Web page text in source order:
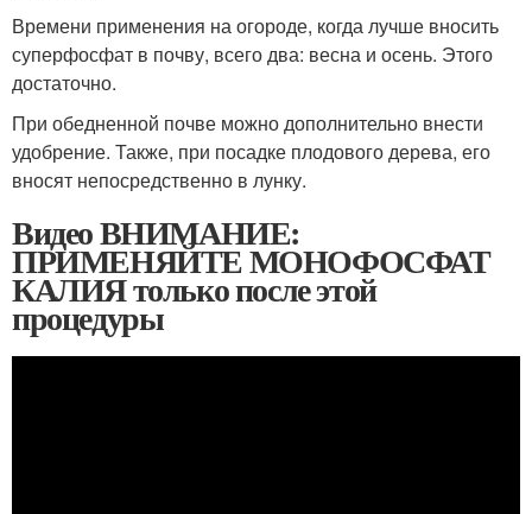
Времени применения на огороде, когда лучше вносить
суперфосфат в почву, всего два: весна и осень. Этого
достаточно.
При обедненной почве можно дополнительно внести
удобрение. Также, при посадке плодового дерева, его
вносят непосредственно в лунку.
Видео ВНИМАНИЕ:
ПРИМЕНЯЙТЕ МОНОФОСФАТ
КАЛИЯ только после этой
процедуры